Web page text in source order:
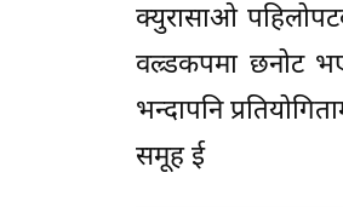
क्युरासाओ
वल्र्डकपमा छनोट
भन्दापनि
समूह ई